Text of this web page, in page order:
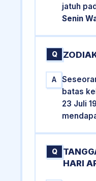
jatuh
Senin
Q
A
batas
23 Juli
Q
HARI